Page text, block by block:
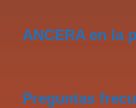
ANCERA en la
Preguntas